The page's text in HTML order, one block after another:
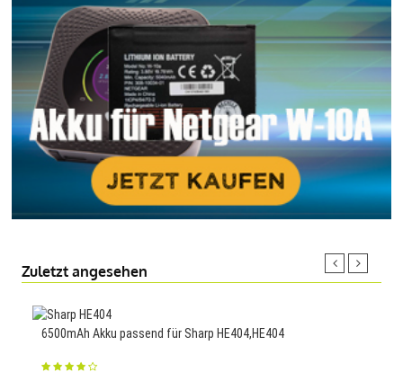
Zuletzt angesehen
6500mAh Akku passend für Sharp HE404,HE404